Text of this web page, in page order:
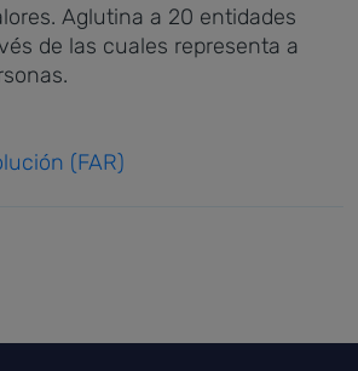
Aglutina a 20 entidades
de las cuales representa a
(FAR)